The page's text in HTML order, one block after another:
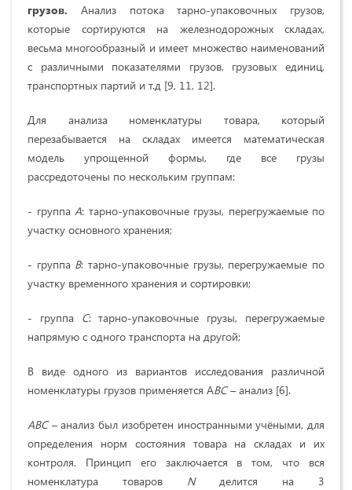
грузов. Анализ потока тарно-упаковочных грузов,
которые сортируются на железнодорожных складах,
весьма многообразный и имеет множество наименований
с различными показателями грузов, грузовых единиц,
транспортных партий и т.д [9, 11, 12].
Для анализа номенклатуры товара, который
перезабывается на складах имеется математическая
модель упрощенной формы, где все грузы
рассредоточены по нескольким группам:
- группа А: тарно-упаковочные грузы, перегружаемые по
участку основного хранения;
- группа В: тарно-упаковочные грузы, перегружаемые по
участку временного хранения и сортировки;
- группа С: тарно-упаковочные грузы, перегружаемые
напрямую с одного транспорта на другой;
В виде одного из вариантов исследования различной
номенклатуры грузов применяется AВС– анализ [6].
AВС– анализ был изобретен иностранными учёными, для
определения норм состояния товара на складах и их
контроля. Принцип его заключается в том, что вся
номенклатура товаров Nделится на 3